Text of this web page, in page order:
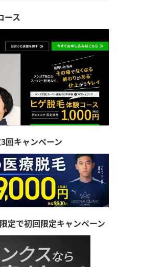
ース
回キャンペーン
定で初回限定キャンペーン